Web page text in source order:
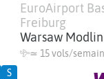
EuroAirport
Freiburg
Warsaw Modlin
≃ 15 vols/
S